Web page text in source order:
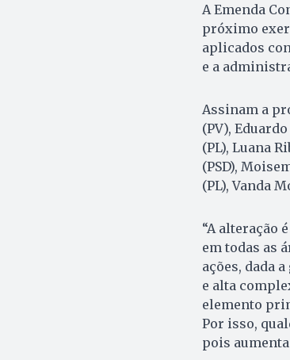
A Emenda
próximo
aplicados
e a
Assinam a
(PV),
(PL), Luana
(PSD),
(PL), Vanda
“A alteração
em todas as
ações, dada
e alta
elemento
Por isso,
pois